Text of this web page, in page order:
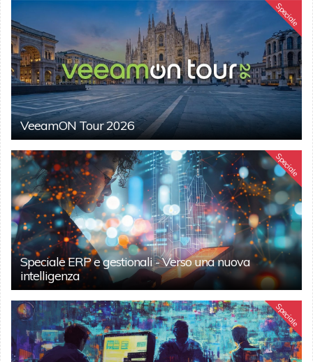
Speciale
VeeamON Tour 2026
Speciale
Speciale ERP e gestionali - Verso una nuova
intelligenza
Speciale